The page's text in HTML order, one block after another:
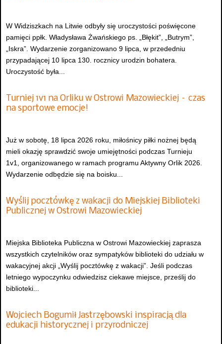
W Widziszkach na Litwie odbyły się uroczystości poświęcone
pamięci ppłk. Władysława Żwańskiego ps. „Błękit”, „Butrym”,
„Iskra”. Wydarzenie zorganizowano 9 lipca, w przededniu
przypadającej 10 lipca 130. rocznicy urodzin bohatera.
Uroczystość była...
Turniej 1v1 na Orliku w Ostrowi Mazowieckiej – czas
na sportowe emocje!
Już w sobotę, 18 lipca 2026 roku, miłośnicy piłki nożnej będą
mieli okazję sprawdzić swoje umiejętności podczas Turnieju
1v1, organizowanego w ramach programu Aktywny Orlik 2026.
Wydarzenie odbędzie się na boisku...
Wyślij pocztówkę z wakacji do Miejskiej Biblioteki
Publicznej w Ostrowi Mazowieckiej
Miejska Biblioteka Publiczna w Ostrowi Mazowieckiej zaprasza
wszystkich czytelników oraz sympatyków biblioteki do udziału w
wakacyjnej akcji „Wyślij pocztówkę z wakacji”. Jeśli podczas
letniego wypoczynku odwiedzisz ciekawe miejsce, prześlij do
biblioteki...
Wojciech Bogumił Jastrzębowski inspiracją dla
edukacji historycznej i przyrodniczej